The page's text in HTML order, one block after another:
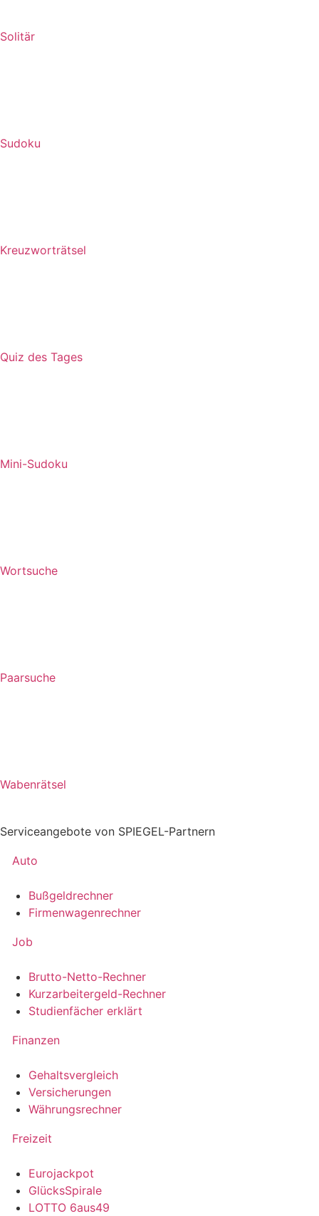
Solitär
Sudoku
Kreuzworträtsel
Quiz des Tages
Mini-Sudoku
Wortsuche
Paarsuche
Wabenrätsel
Serviceangebote von SPIEGEL-Partnern
Auto
Bußgeldrechner
Firmenwagenrechner
Job
Brutto-Netto-Rechner
Kurzarbeitergeld-Rechner
Studienfächer erklärt
Finanzen
Gehaltsvergleich
Versicherungen
Währungsrechner
Freizeit
Eurojackpot
GlücksSpirale
LOTTO 6aus49